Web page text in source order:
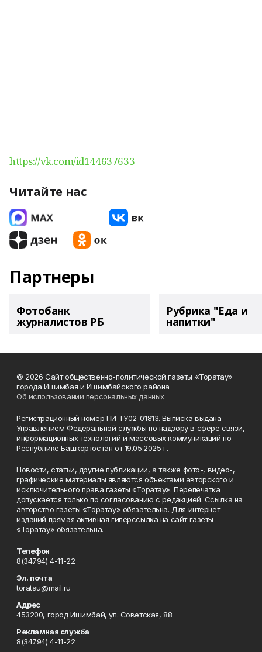
https://vk.com/id144637633
Читайте нас
Партнеры
Фотобанк
журналистов РБ
Рубрика "Еда и
напитки"
© 2026 Сайт общественно-политической газеты «Торатау»
города Ишимбая и Ишимбайского района
Об использовании персональных данных
Регистрационный номер ПИ ТУ02-01813. Выписка выдана
Управлением Федеральной службы по надзору в сфере связи,
информационных технологий и массовых коммуникаций по
Республике Башкортостан от 19.05.2025 г.
Новости, статьи, другие публикации, а также фото-, видео-,
графические материалы являются объектами авторского и
исключительного права газеты «Торатау». Перепечатка
допускается только по согласованию с редакцией. Ссылка на
авторство газеты «Торатау» обязательна. Для интернет-
изданий прямая активная гиперссылка на сайт газеты
«Торатау» обязательна.
Телефон
8(34794) 4-11-22
Эл. почта
toratau@mail.ru
Адрес
453200, город Ишимбай, ул. Советская, 88
Рекламная служба
8(34794) 4-11-22